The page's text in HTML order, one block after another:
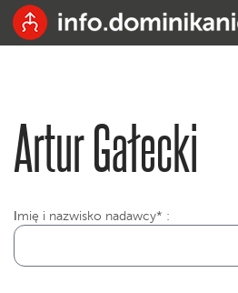
Artur Gałecki
mię i nazwisko nadawcy* :